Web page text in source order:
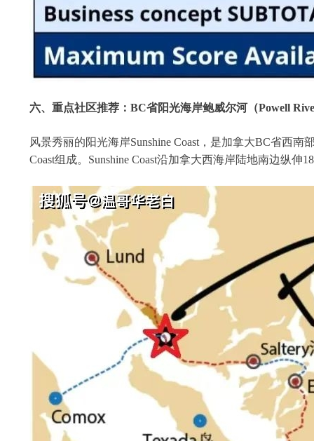
六、重点社区推荐：BC省阳光海岸鲍威尔河（Powell
风景秀丽的阳光海岸Sunshine Coast，是加拿大BC省西南
Coast组成。Sunshine Coast沿加拿大西海岸陆地南边纵伸